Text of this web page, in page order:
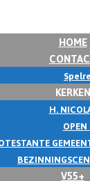
HOME
KERKEN
H.
OPEN
V55+